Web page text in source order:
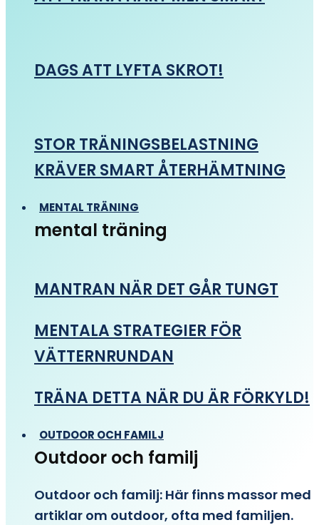
DAGS ATT LYFTA SKROT!
STOR TRÄNINGSBELASTNING
KRÄVER SMART ÅTERHÄMTNING
MENTAL TRÄNING
mental träning
MANTRAN NÄR DET GÅR TUNGT
MENTALA STRATEGIER FÖR
VÄTTERNRUNDAN
TRÄNA DETTA NÄR DU ÄR FÖRKYLD!
OUTDOOR OCH FAMILJ
Outdoor och familj
Outdoor och familj: Här finns massor med
artiklar om outdoor, ofta med familjen.